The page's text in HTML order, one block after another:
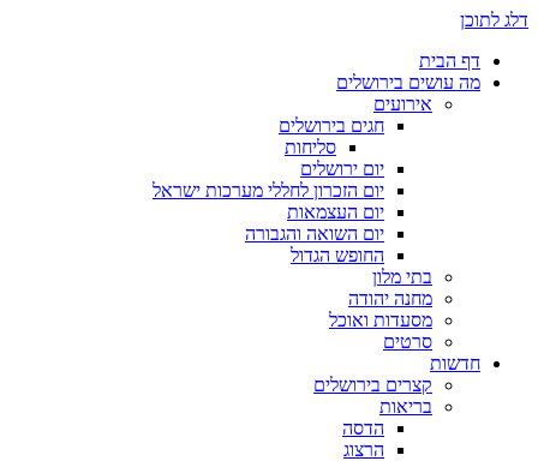
דלג לתוכן
דף הבית
מה עושים בירושלים
אירועים
חגים בירושלים
סליחות
יום ירושלים
יום הזכרון לחללי מערכות ישראל
יום העצמאות
יום השואה והגבורה
החופש הגדול
בתי מלון
מחנה יהודה
מסעדות ואוכל
סרטים
חדשות
קצרים בירושלים
בריאות
הדסה
הרצוג